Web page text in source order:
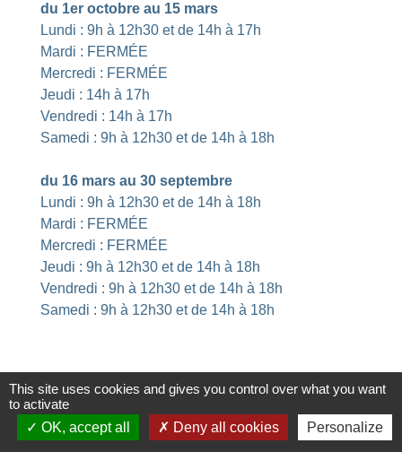
du 1er octobre au 15 mars
Lundi : 9h à 12h30 et de 14h à 17h
Mardi : FERMÉE
Mercredi : FERMÉE
Jeudi : 14h à 17h
Vendredi : 14h à 17h
Samedi : 9h à 12h30 et de 14h à 18h
du 16 mars au 30 septembre
Lundi : 9h à 12h30 et de 14h à 18h
Mardi : FERMÉE
Mercredi : FERMÉE
Jeudi : 9h à 12h30 et de 14h à 18h
Vendredi : 9h à 12h30 et de 14h à 18h
Samedi : 9h à 12h30 et de 14h à 18h
This site uses cookies and gives you control over what you want
to activate
OK, accept all
Deny all cookies Personalize